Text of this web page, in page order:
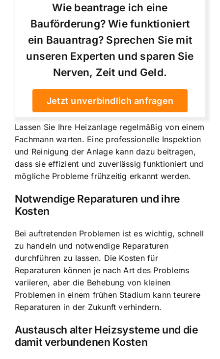
Wie beantrage ich eine
Bauförderung? Wie funktioniert
ein Bauantrag? Sprechen Sie mit
unseren Experten und sparen Sie
Nerven, Zeit und Geld.
Jetzt unverbindlich anfragen
Lassen Sie Ihre Heizanlage regelmäßig von einem
Fachmann warten. Eine professionelle Inspektion
und Reinigung der Anlage kann dazu beitragen,
dass sie effizient und zuverlässig funktioniert und
mögliche Probleme frühzeitig erkannt werden.
Notwendige Reparaturen und ihre
Kosten
Bei auftretenden Problemen ist es wichtig, schnell
zu handeln und notwendige Reparaturen
durchführen zu lassen. Die Kosten für
Reparaturen können je nach Art des Problems
variieren, aber die Behebung von kleinen
Problemen in einem frühen Stadium kann teurere
Reparaturen in der Zukunft verhindern.
Austausch alter Heizsysteme und die
damit verbundenen Kosten